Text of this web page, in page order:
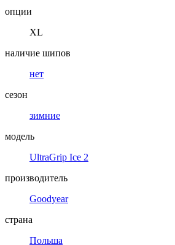
опции
XL
наличие шипов
нет
сезон
зимние
модель
UltraGrip Ice 2
производитель
Goodyear
страна
Польша